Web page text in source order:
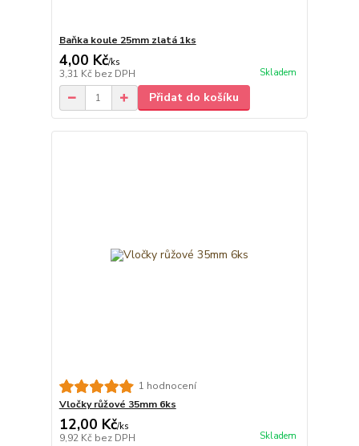
Baňka koule 25mm zlatá 1ks
4,00 Kč/ks
3,31 Kč bez DPH Skladem
Přidat do košíku
1 hodnocení
Vločky růžové 35mm 6ks
12,00 Kč/ks
9,92 Kč bez DPH Skladem